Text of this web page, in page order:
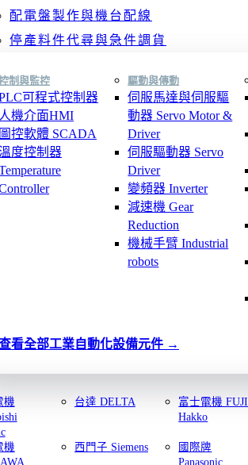
配電盤製作與機台配線
停產料件代尋與急件調貨
制與監控
可程式控制器
人機介面HMI
圖控軟體 SCADA
度控制器
驅動與傳動
伺服馬達與伺服驅
動器 Servo Motor &
Driver
伺服驅動器 Servo
Driver
變頻器 Inverter
減速機 Gear
Reduction
機械手臂 Industrial
robots
看全部工業自動化設備元件
機
台達 DELTA
富士電機 FUJI
Hakko
機
西門子 Siemens
國際牌
Panasonic